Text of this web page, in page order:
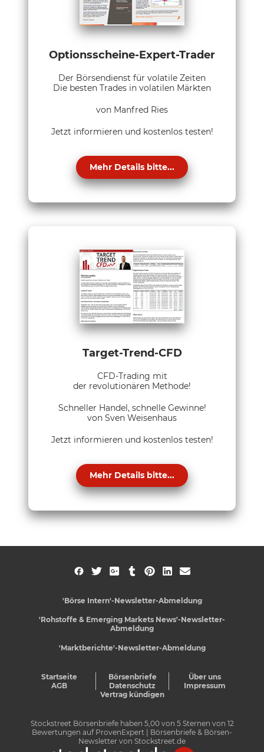
Optionsscheine-Expert-Trader
Der Börsendienst für volatile Zeiten
Die besten Trades in volatilen Märkten
von Manfred Ries
Jetzt informieren und kostenlos testen!
Mehr Details bitte...
Target-Trend-CFD
CFD-Trading mit
der revolutionären Methode!
Schneller Handel, schnelle Gewinne!
von Sven Weisenhaus
Jetzt informieren und kostenlos testen!
Mehr Details bitte...
'Börse Intern'-Newsletter-Abmeldung
'Rohstoffe & Emerging Markets News'-Newsletter-
Abmeldung
'Marktberichte'-Newsletter-Abmeldung
Startseite Börsenbriefe
Über uns
AGB
Datenschutz
Impressum
Vertrag kündigen
Stockstreet Börsenbriefe haben 5,00von 5Sternen von 12
Bewertungen auf ProvenExpert
| Börsenbriefe & Börsen-
Newsletter von Stockstreet.de